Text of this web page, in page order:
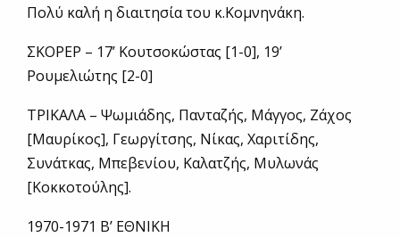
Πολύ καλή η διαιτησία του κ.Κομνηνάκη.
ΣΚΟΡΕΡ – 17’ Κουτσοκώστας [1-0], 19’
Ρουμελιώτης [2-0]
ΤΡΙΚΑΛΑ – Ψωμιάδης, Πανταζής, Μάγγος, Ζάχος
[Μαυρίκος], Γεωργίτσης, Νίκας, Χαριτίδης,
Συνάτκας, Μπεβενίου, Καλατζής, Μυλωνάς
[Κοκκοτούλης].
1970-1971 Β’ ΕΘΝΙΚΗ